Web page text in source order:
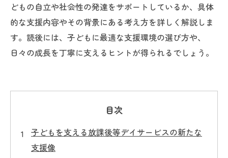
どもの自立や社会性の発達をサポートしているか、具体
的な支援内容やその背景にある考え方を詳しく解説しま
す。読後には、子どもに最適な支援環境の選び方や、
日々の成長を丁寧に支えるヒントが得られるでしょう。
目次
子どもを支える放課後等デイサービスの新たな
支援像